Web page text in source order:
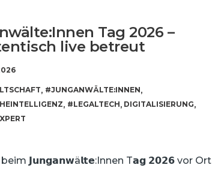
Tag 2026 –
live betreut
, #JUNGANWÄLTE:INNEN,
, #LEGALTECH, DIGITALISIERUNG,
XPERT
𝗝𝘂𝗻𝗴𝗮𝗻𝘄ä𝗹𝘁𝗲:Innen T𝗮𝗴 𝟮𝟬𝟮𝟲 vor Ort